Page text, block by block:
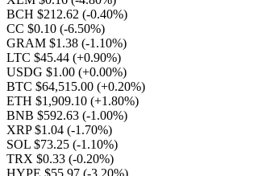
BCH $212.62 (-0.40%)
CC $0.10 (-6.50%)
GRAM $1.38 (-1.10%)
LTC $45.44 (+0.90%)
USDG $1.00 (+0.00%)
BTC $64,515.00 (+0.20%)
ETH $1,909.10 (+1.80%)
BNB $592.63 (-1.00%)
XRP $1.04 (-1.70%)
SOL $73.25 (-1.10%)
TRX $0.33 (-0.20%)
HYPE $55.97 (-3.20%)